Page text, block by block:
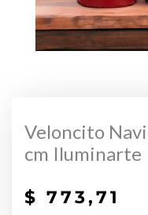
Veloncito
cm Iluminarte
$ 773,71